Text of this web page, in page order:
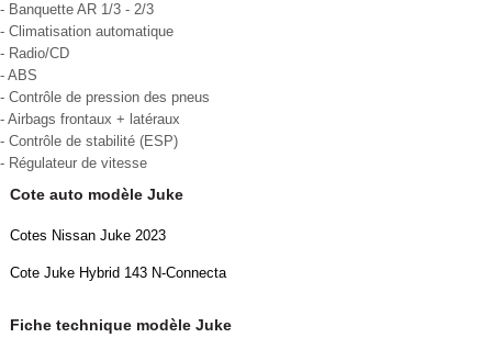
- Banquette AR 1/3 - 2/3
- Climatisation automatique
- Radio/CD
- ABS
- Contrôle de pression des pneus
- Airbags frontaux + latéraux
- Contrôle de stabilité (ESP)
- Régulateur de vitesse
Cote auto modèle Juke
Cotes Nissan Juke 2023
Cote Juke Hybrid 143 N-Connecta
Fiche technique modèle Juke